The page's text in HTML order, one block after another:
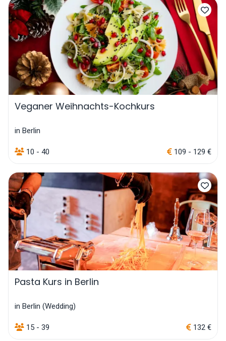
Veganer Weihnachts-Kochkurs
in Berlin
10 - 40 109 - 129 €
Pasta Kurs in Berlin
in Berlin (Wedding)
15 - 39 132 €